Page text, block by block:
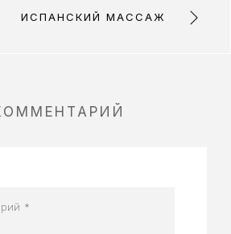
ИСПАНСКИЙ МАССАЖ